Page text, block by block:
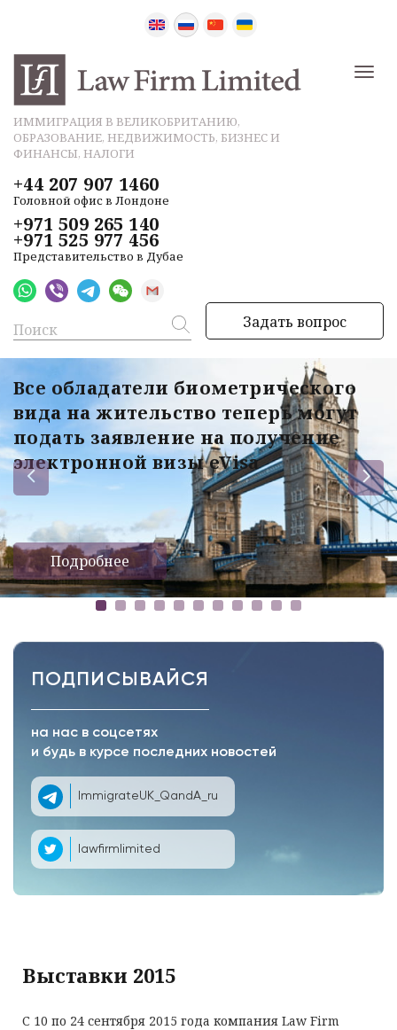
ИММИГРАЦИЯ В ВЕЛИКОБРИТАНИЮ,
ОБРАЗОВАНИЕ, НЕДВИЖИМОСТЬ, БИЗНЕС И
ФИНАНСЫ, НАЛОГИ
+44 207 907 1460
Головной офис в Лондоне
+971 509 265 140
+971 525 977 456
Представительство в Дубае
Задать вопрос
Все обладатели биометрического
вида на жительство теперь могут
подать заявление на получение
электронной визы eVisa
Подробнее
ПОДПИСЫВАЙСЯ
на нас в соцсетях
и будь в курсе последних новостей
ImmigrateUK_QandA_ru
lawfirmlimited
Выставки 2015
С 10 по 24 сентября 2015 года компания Law Firm